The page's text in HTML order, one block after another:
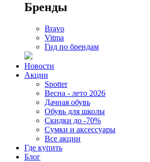
Бренды
Bravo
Vitma
Гид по брендам
Новости
Акции
Spotter
Весна - лето 2026
Дачная обувь
Обувь для школы
Скидки до -70%
Сумки и аксессуары
Все акции
Где купить
Блог